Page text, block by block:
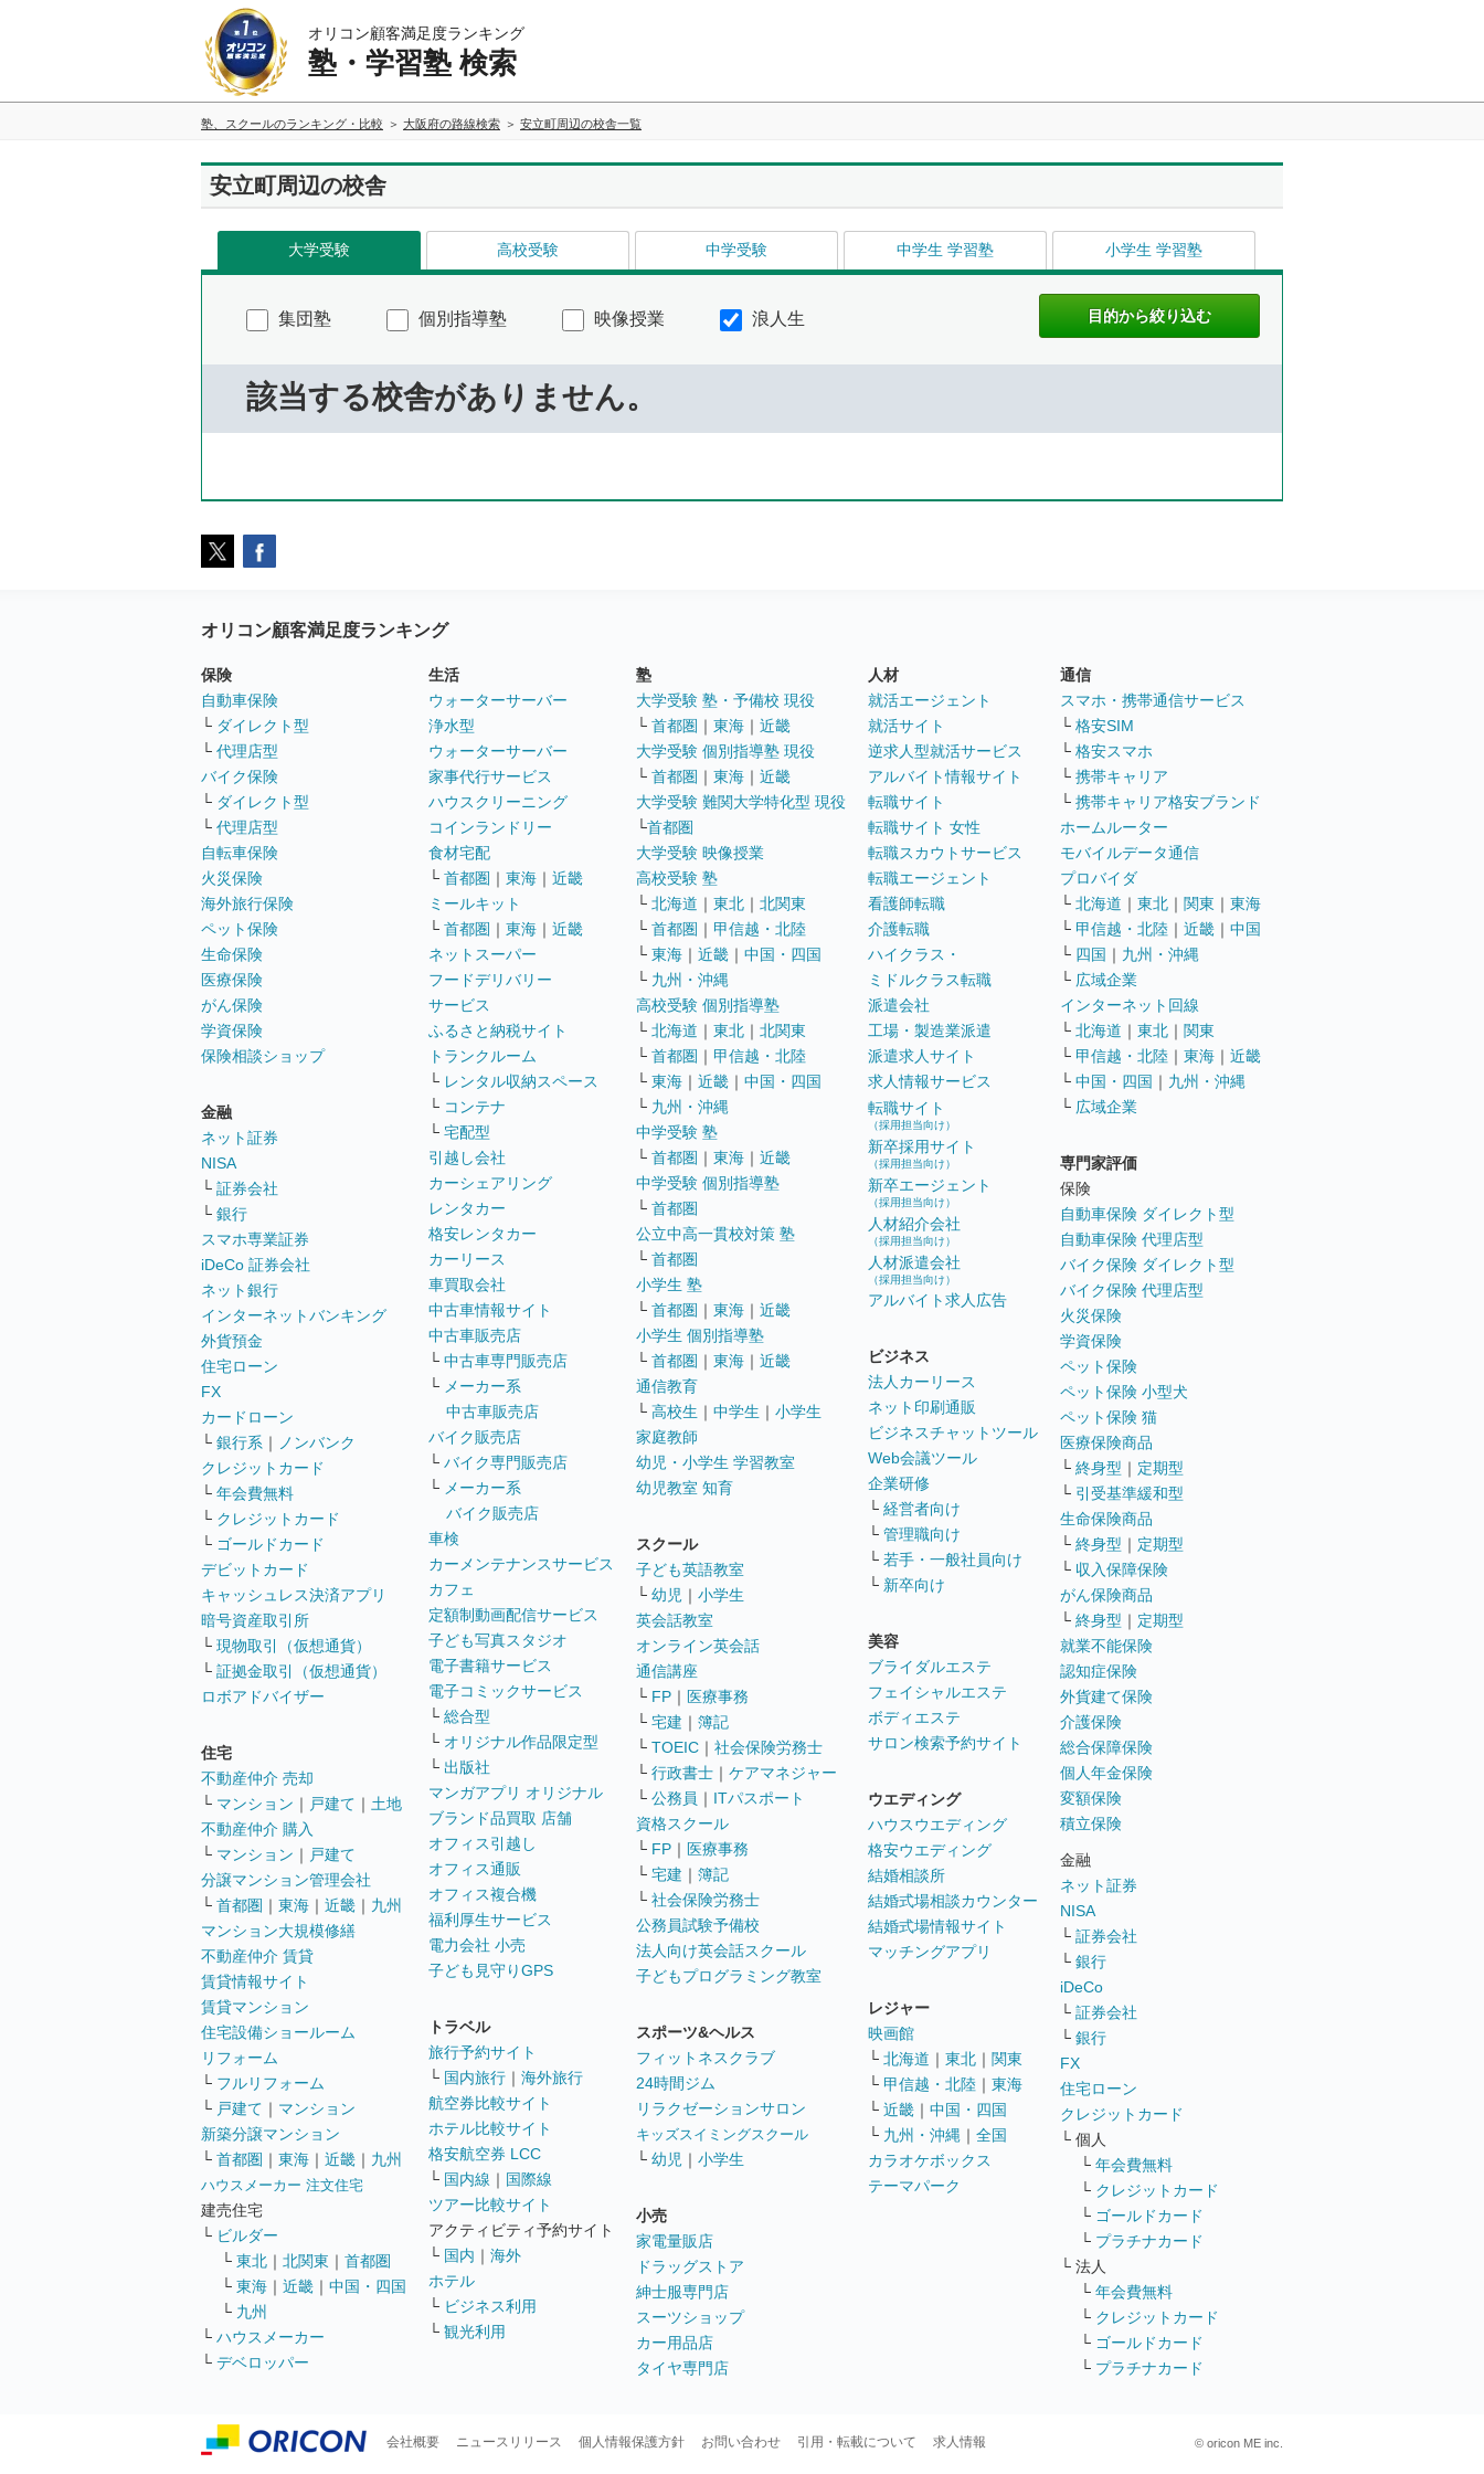
オリコン顧客満足度ランキング
塾・学習塾 検索
塾、スクールのランキング・比較 大阪府の路線検索 安立町周辺の校舎一覧
安立町周辺の校舎
大学受験 高校受験 中学受験 中学生 学習塾 小学生 学習塾
集団塾 個別指導塾 映像授業 浪人生
該当する校舎がありません。
オリコン顧客満足度ランキング
保険
自動車保険
└ ダイレクト型
└ 代理店型
バイク保険
└ ダイレクト型
└ 代理店型
自転車保険
火災保険
海外旅行保険
ペット保険
生命保険
医療保険
がん保険
学資保険
保険相談ショップ
金融
ネット証券
NISA
└ 証券会社
└ 銀行
スマホ専業証券
iDeCo 証券会社
ネット銀行
インターネットバンキング
外貨預金
住宅ローン
FX
カードローン
└ 銀行系 ｜
ノンバンク
クレジットカード
└ 年会費無料
└ クレジットカード
└ ゴールドカード
デビットカード
キャッシュレス決済アプリ
暗号資産取引所
└ 現物取引（仮想通貨）
└ 証拠金取引（仮想通貨）
ロボアドバイザー
住宅
不動産仲介 売却
└ マンション ｜ 戸建て ｜ 土地
不動産仲介 購入
└ マンション ｜ 戸建て
分譲マンション管理会社
└ 首都圏 ｜ 東海 ｜ 近畿 ｜ 九州
マンション大規模修繕
不動産仲介 賃貸
賃貸情報サイト
賃貸マンション
住宅設備ショールーム
リフォーム
└ フルリフォーム
└ 戸建て ｜ マンション
新築分譲マンション
└ 首都圏 ｜ 東海 ｜ 近畿 ｜ 九州
ハウスメーカー 注文住宅
建売住宅
└ ビルダー
└ 東北 ｜ 北関東 ｜ 首都圏
└ 東海 ｜ 近畿 ｜ 中国・四国
└ 九州
└ ハウスメーカー
└ デベロッパー
生活
ウォーターサーバー
浄水型
ウォーターサーバー
家事代行サービス
ハウスクリーニング
コインランドリー
食材宅配
└ 首都圏 ｜ 東海 ｜ 近畿
ミールキット
└ 首都圏 ｜ 東海 ｜ 近畿
ネットスーパー
フードデリバリー
サービス
ふるさと納税サイト
トランクルーム
└ レンタル収納スペース
└ コンテナ
└ 宅配型
引越し会社
カーシェアリング
レンタカー
格安レンタカー
カーリース
車買取会社
中古車情報サイト
中古車販売店
└ 中古車専門販売店
└ メーカー系
中古車販売店
バイク販売店
└ バイク専門販売店
└ メーカー系
バイク販売店
車検
カーメンテナンスサービス
カフェ
定額制動画配信サービス
子ども写真スタジオ
電子書籍サービス
電子コミックサービス
└ 総合型
└ オリジナル作品限定型
└ 出版社
マンガアプリ オリジナル
ブランド品買取 店舗
オフィス引越し
オフィス通販
オフィス複合機
福利厚生サービス
電力会社 小売
子ども見守りGPS
トラベル
旅行予約サイト
└ 国内旅行 ｜ 海外旅行
航空券比較サイト
ホテル比較サイト
格安航空券 LCC
└ 国内線 ｜ 国際線
ツアー比較サイト
アクティビティ予約サイト
└ 国内 ｜ 海外
ホテル
└ ビジネス利用
└ 観光利用
塾
大学受験 塾・予備校 現役
└ 首都圏 ｜ 東海 ｜ 近畿
大学受験 個別指導塾 現役
└ 首都圏 ｜ 東海 ｜ 近畿
大学受験 難関大学特化型 現役
└首都圏
大学受験 映像授業
高校受験 塾
└ 北海道 ｜ 東北 ｜ 北関東
└ 首都圏 ｜ 甲信越・北陸
└ 東海 ｜ 近畿 ｜ 中国・四国
└ 九州・沖縄
高校受験 個別指導塾
└ 北海道 ｜ 東北 ｜ 北関東
└ 首都圏 ｜ 甲信越・北陸
└ 東海 ｜ 近畿 ｜ 中国・四国
└ 九州・沖縄
中学受験 塾
└ 首都圏 ｜ 東海 ｜ 近畿
中学受験 個別指導塾
└ 首都圏
公立中高一貫校対策 塾
└ 首都圏
小学生 塾
└ 首都圏 ｜ 東海 ｜ 近畿
小学生 個別指導塾
└ 首都圏 ｜ 東海 ｜ 近畿
通信教育
└ 高校生 ｜ 中学生 ｜ 小学生
家庭教師
幼児・小学生 学習教室
幼児教室 知育
スクール
子ども英語教室
└ 幼児 ｜ 小学生
英会話教室
オンライン英会話
通信講座
└ FP ｜ 医療事務
└ 宅建 ｜ 簿記
└ TOEIC ｜ 社会保険労務士
└ 行政書士 ｜ ケアマネジャー
└ 公務員 ｜ ITパスポート
資格スクール
└ FP ｜ 医療事務
└ 宅建 ｜ 簿記
└ 社会保険労務士
公務員試験予備校
法人向け英会話スクール
子どもプログラミング教室
スポーツ&ヘルス
フィットネスクラブ
24時間ジム
リラクゼーションサロン
キッズスイミングスクール
└ 幼児 ｜ 小学生
小売
家電量販店
ドラッグストア
紳士服専門店
スーツショップ
カー用品店
タイヤ専門店
人材
就活エージェント
就活サイト
逆求人型就活サービス
アルバイト情報サイト
転職サイト
転職サイト 女性
転職スカウトサービス
転職エージェント
看護師転職
介護転職
ハイクラス・
ミドルクラス転職
派遣会社
工場・製造業派遣
派遣求人サイト
求人情報サービス
転職サイト
（採用担当向け）
新卒採用サイト
（採用担当向け）
新卒エージェント
（採用担当向け）
人材紹介会社
（採用担当向け）
人材派遣会社
（採用担当向け）
アルバイト求人広告
ビジネス
法人カーリース
ネット印刷通販
ビジネスチャットツール
Web会議ツール
企業研修
└ 経営者向け
└ 管理職向け
└ 若手・一般社員向け
└ 新卒向け
美容
ブライダルエステ
フェイシャルエステ
ボディエステ
サロン検索予約サイト
ウエディング
ハウスウエディング
格安ウエディング
結婚相談所
結婚式場相談カウンター
結婚式場情報サイト
マッチングアプリ
レジャー
映画館
└ 北海道 ｜ 東北 ｜ 関東
└ 甲信越・北陸 ｜ 東海
└ 近畿 ｜ 中国・四国
└ 九州・沖縄 ｜ 全国
カラオケボックス
テーマパーク
通信
スマホ・携帯通信サービス
└ 格安SIM
└ 格安スマホ
└ 携帯キャリア
└ 携帯キャリア格安ブランド
ホームルーター
モバイルデータ通信
プロバイダ
└ 北海道 ｜ 東北 ｜ 関東 ｜ 東海
└ 甲信越・北陸 ｜ 近畿 ｜ 中国
└ 四国 ｜ 九州・沖縄
└ 広域企業
インターネット回線
└ 北海道 ｜ 東北 ｜ 関東
└ 甲信越・北陸 ｜ 東海 ｜ 近畿
└ 中国・四国 ｜ 九州・沖縄
└ 広域企業
専門家評価
保険
自動車保険 ダイレクト型
自動車保険 代理店型
バイク保険 ダイレクト型
バイク保険 代理店型
火災保険
学資保険
ペット保険
ペット保険 小型犬
ペット保険 猫
医療保険商品
└ 終身型 ｜ 定期型
└ 引受基準緩和型
生命保険商品
└ 終身型 ｜ 定期型
└ 収入保障保険
がん保険商品
└ 終身型 ｜ 定期型
就業不能保険
認知症保険
外貨建て保険
介護保険
総合保障保険
個人年金保険
変額保険
積立保険
金融
ネット証券
NISA
└ 証券会社
└ 銀行
iDeCo
└ 証券会社
└ 銀行
FX
住宅ローン
クレジットカード
└ 個人
└ 年会費無料
└ クレジットカード
└ ゴールドカード
└ プラチナカード
└ 法人
└ 年会費無料
└ クレジットカード
└ ゴールドカード
└ プラチナカード
会社概要 ニュースリリース 個人情報保護方針 お問い合わせ 引用・転載について 求人情報 © oricon ME inc.